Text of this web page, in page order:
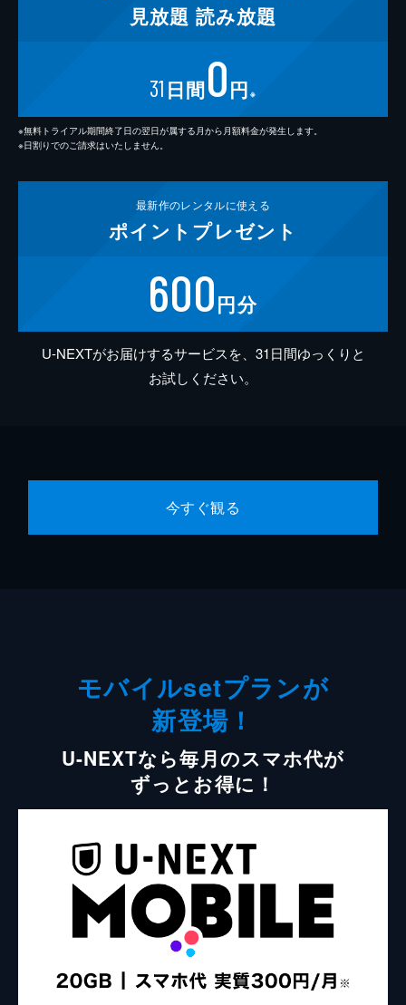
見放題 読み放題
31 日間0円 ※
※無料トライアル期間終了日の翌日が属する月から月額料金が発生します。
※日割りでのご請求はいたしません。
最新作のレンタルに使える
ポイント プレゼント
600円分
U-NEXTがお届けするサービスを、31日間ゆっくりと
お試しください。
今すぐ観る
モバイルsetプランが
新登場！
U-NEXTなら毎月のスマホ代が
ずっとお得に！